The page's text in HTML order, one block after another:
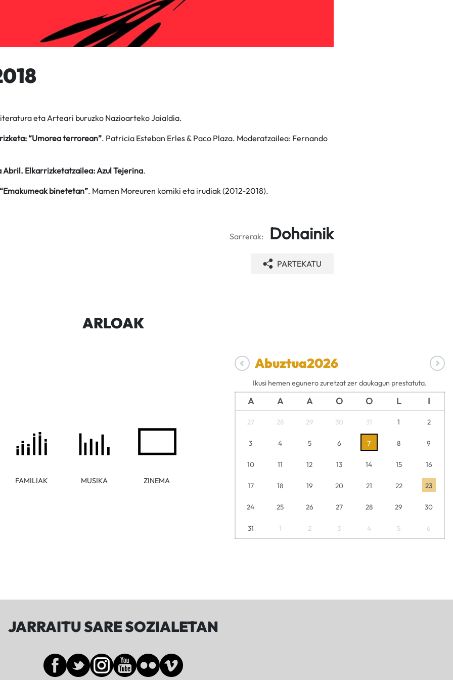
eta Arteari buruzko Nazioarteko Jaialdia.
“Umorea terrorean”. Patricia Esteban Erles & Paco Plaza. Moderatzailea: Fernando
Abril. Elkarrizketatzailea: Azul Tejerina.
binetetan”. Mamen Moreuren komiki eta irudiak (2012-2018).
Sarrerak: Dohainik
PARTEKATU
ARLOAK
FAMILIAK MUSIKA ZINEMA
Abuztua2026
Ikusi hemen egunero zuretzat zer daukagun prestatuta.
A A A O O L I
27 28 29 30 31 1 2
3 4 5 6 7 8 9
10 11 12 13 14 15 16
17 18 19 20 21 22 23
24 25 26 27 28 29 30
31 1 2 3 4 5 6
JARRAITU SARE SOZIALETAN